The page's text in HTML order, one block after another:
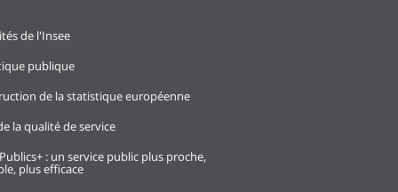
de l'Insee
publique
de la statistique européenne
la qualité de service
: un service public plus proche,
plus efficace